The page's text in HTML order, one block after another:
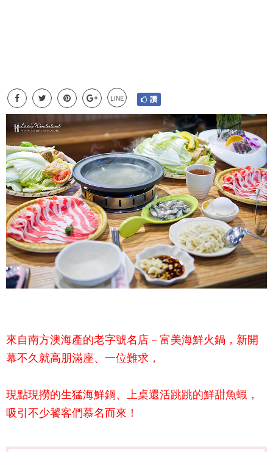
LINE 讚
來自南方澳海產的老字號名店－ 富美海鮮火鍋 ，新開
幕不久就高朋滿座、一位難求，
現點現撈的生猛海鮮鍋、上桌還活跳跳的鮮甜魚蝦，
吸引不少饕客們慕名而來！